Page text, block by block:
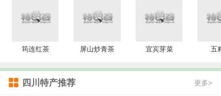
筠连红茶 屏山炒青茶 宜宾芽菜 五
四川特产推荐 更多>